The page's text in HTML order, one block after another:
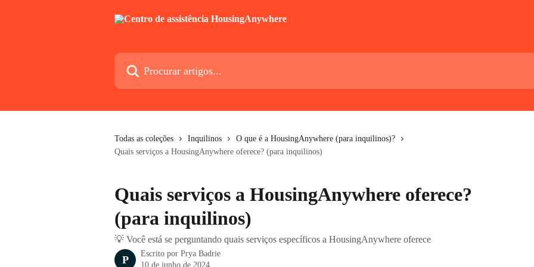
Procurar artigos...
Todas as coleções Inquilinos
O que é a HousingAnywhere (para inquilinos)?
Quais serviços a HousingAnywhere oferece? (para inquilinos)
Quais serviços a HousingAnywhere oferece?
(para inquilinos)
💡 Você está se perguntando quais serviços específicos a HousingAnywhere oferece
P
Escrito por Prya Badrie
10 de junho de 2024